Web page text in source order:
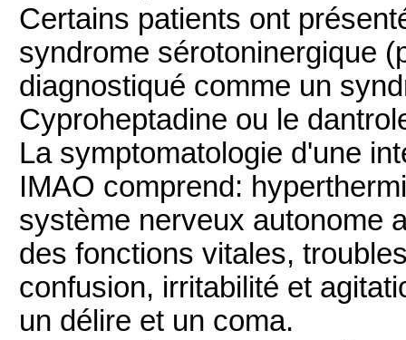
Certains patients ont
syndrome sérotoninergique
diagnostiqué comme un
Cyproheptadine ou le
La symptomatologie d'une
IMAO comprend:
système nerveux autonome
des fonctions vitales,
confusion, irritabilité et
un délire et un coma.